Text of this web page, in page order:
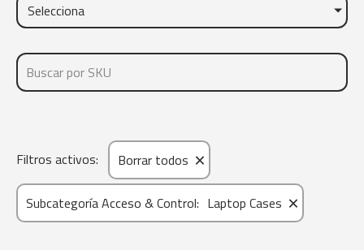
Selecciona
Filtros activos: Borrar todos ×
Subcategoría Acceso & Control: Laptop Cases ×